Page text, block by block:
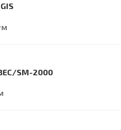
SM-2000